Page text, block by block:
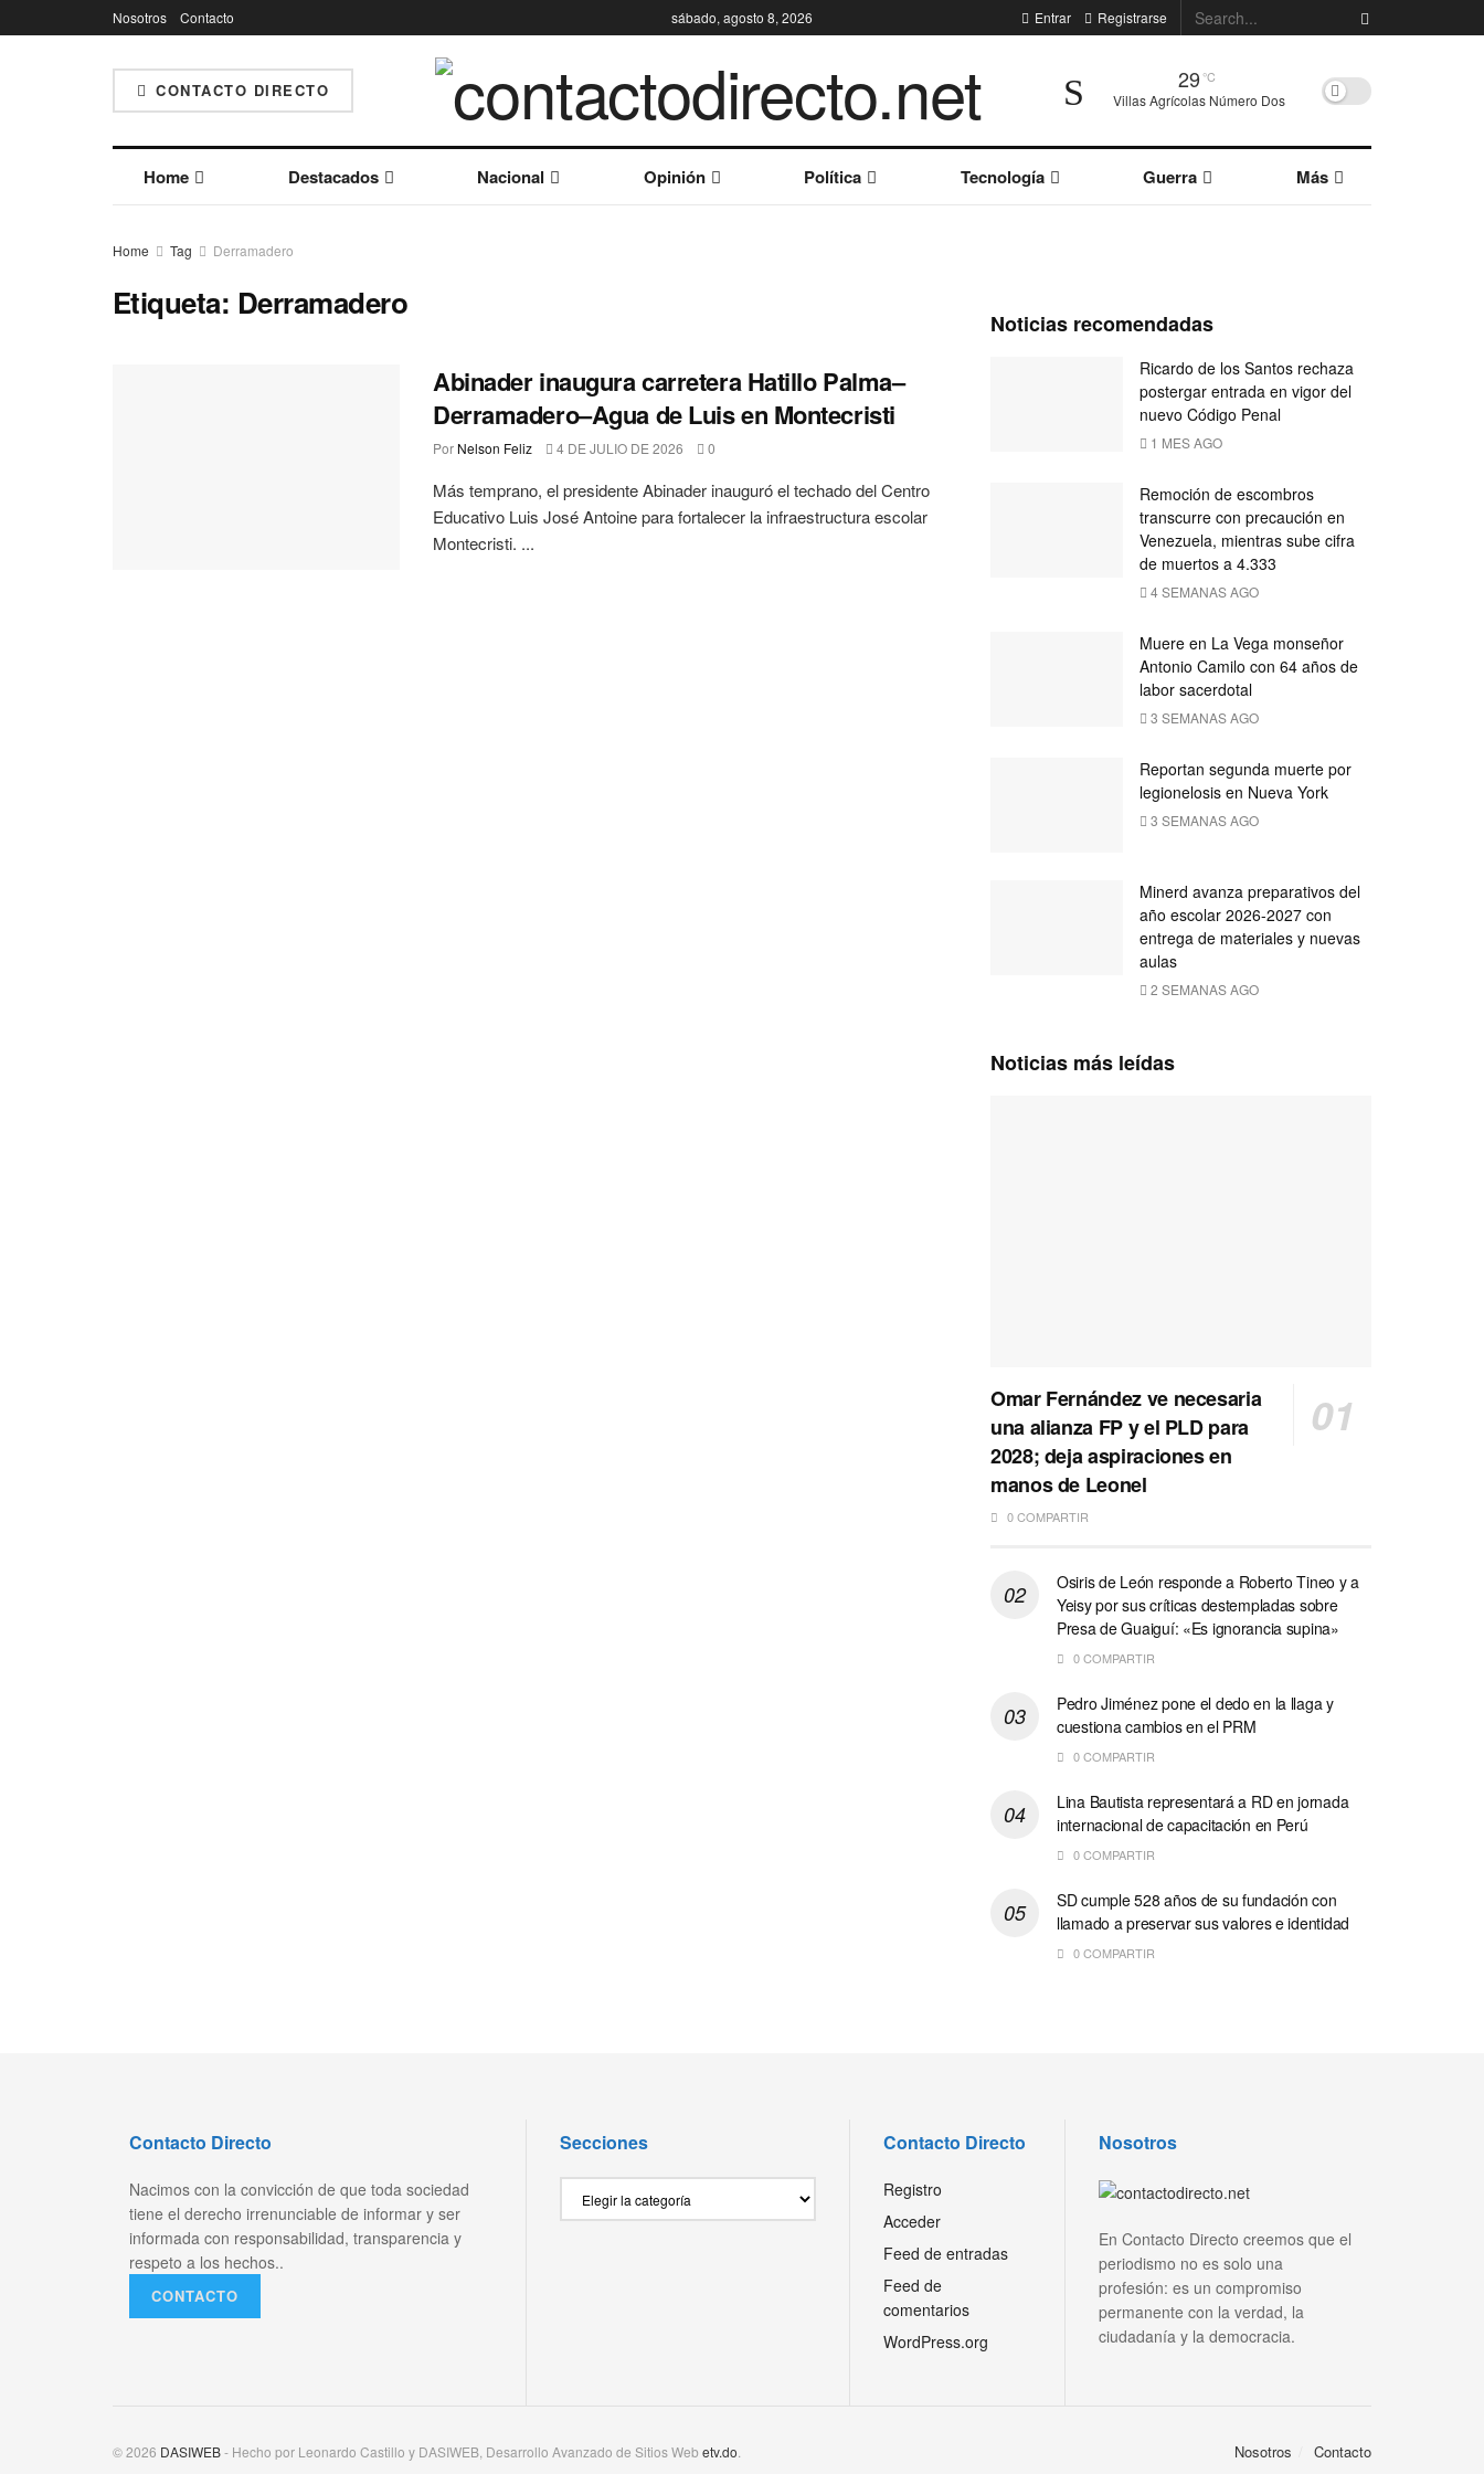
Nosotros Contacto sábado, agosto 8, 2026 Entrar Registrarse
CONTACTO DIRECTO 29 °C
Villas Agrícolas Número Dos
Home Destacados Nacional Opinión Política Tecnología Guerra Más
Home Tag Derramadero
Etiqueta: Derramadero
Abinader inaugura carretera Hatillo Palma–
Derramadero–Agua de Luis en Montecristi
Por Nelson Feliz 4 DE JULIO DE 2026 0
Más temprano, el presidente Abinader inauguró el techado del Centro
Educativo Luis José Antoine para fortalecer la infraestructura escolar
Montecristi. ...
Noticias recomendadas
Ricardo de los Santos rechaza
postergar entrada en vigor del
nuevo Código Penal
1 MES AGO
Remoción de escombros
transcurre con precaución en
Venezuela, mientras sube cifra
de muertos a 4.333
4 SEMANAS AGO
Muere en La Vega monseñor
Antonio Camilo con 64 años de
labor sacerdotal
3 SEMANAS AGO
Reportan segunda muerte por
legionelosis en Nueva York
3 SEMANAS AGO
Minerd avanza preparativos del
año escolar 2026-2027 con
entrega de materiales y nuevas
aulas
2 SEMANAS AGO
Noticias más leídas
Omar Fernández ve necesaria
una alianza FP y el PLD para
2028; deja aspiraciones en
manos de Leonel
0 COMPARTIR
Osiris de León responde a Roberto Tineo y a
Yeisy por sus críticas destempladas sobre
Presa de Guaiguí: «Es ignorancia supina»
0 COMPARTIR
Pedro Jiménez pone el dedo en la llaga y
cuestiona cambios en el PRM
0 COMPARTIR
Lina Bautista representará a RD en jornada
internacional de capacitación en Perú
0 COMPARTIR
SD cumple 528 años de su fundación con
llamado a preservar sus valores e identidad
0 COMPARTIR
Contacto Directo
Nacimos con la convicción de que toda sociedad
tiene el derecho irrenunciable de informar y ser
informada con responsabilidad, transparencia y
respeto a los hechos..
CONTACTO
Secciones Contacto Directo
Registro
Acceder
Feed de entradas
Feed de
comentarios
WordPress.org
Nosotros
En Contacto Directo creemos que el
periodismo no es solo una
profesión: es un compromiso
permanente con la verdad, la
ciudadanía y la democracia.
Nosotros Contacto
© 2026 DASIWEB- Hecho por Leonardo Castillo y DASIWEB, Desarrollo Avanzado de Sitios Web etv.do.